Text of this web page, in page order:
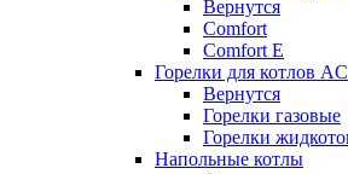
Вернутся
Comfort
Comfort E
Горелки для котлов
Вернутся
Горелки газовые
Горелки
Напольные котлы